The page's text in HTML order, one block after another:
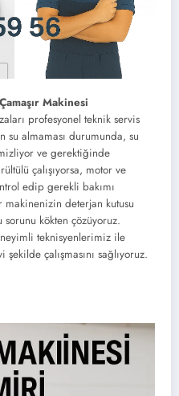
Çamaşır Makinesi
profesyonel teknik servis
su almaması durumunda, su
ve gerektiğinde
çalışıyorsa, motor ve
edip gerekli bakımı
makinenizin deterjan kutusu
sorunu kökten çözüyoruz.
teknisyenlerimiz ile
çalışmasını sağlıyoruz.